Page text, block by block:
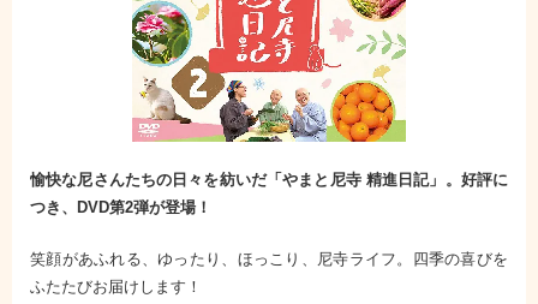
愉快な尼さんたちの日々を紡いだ「やまと尼寺 精進日記」。好評に
つき、DVD第2弾が登場！
笑顔があふれる、ゆったり、ほっこり、尼寺ライフ。四季の喜びを
ふたたびお届けします！